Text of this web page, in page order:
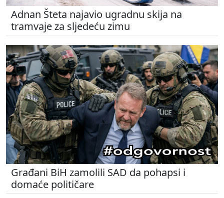
Adnan Šteta najavio ugradnu skija na
tramvaje za sljedeću zimu
Građani BiH zamolili SAD da pohapsi i
domaće političare